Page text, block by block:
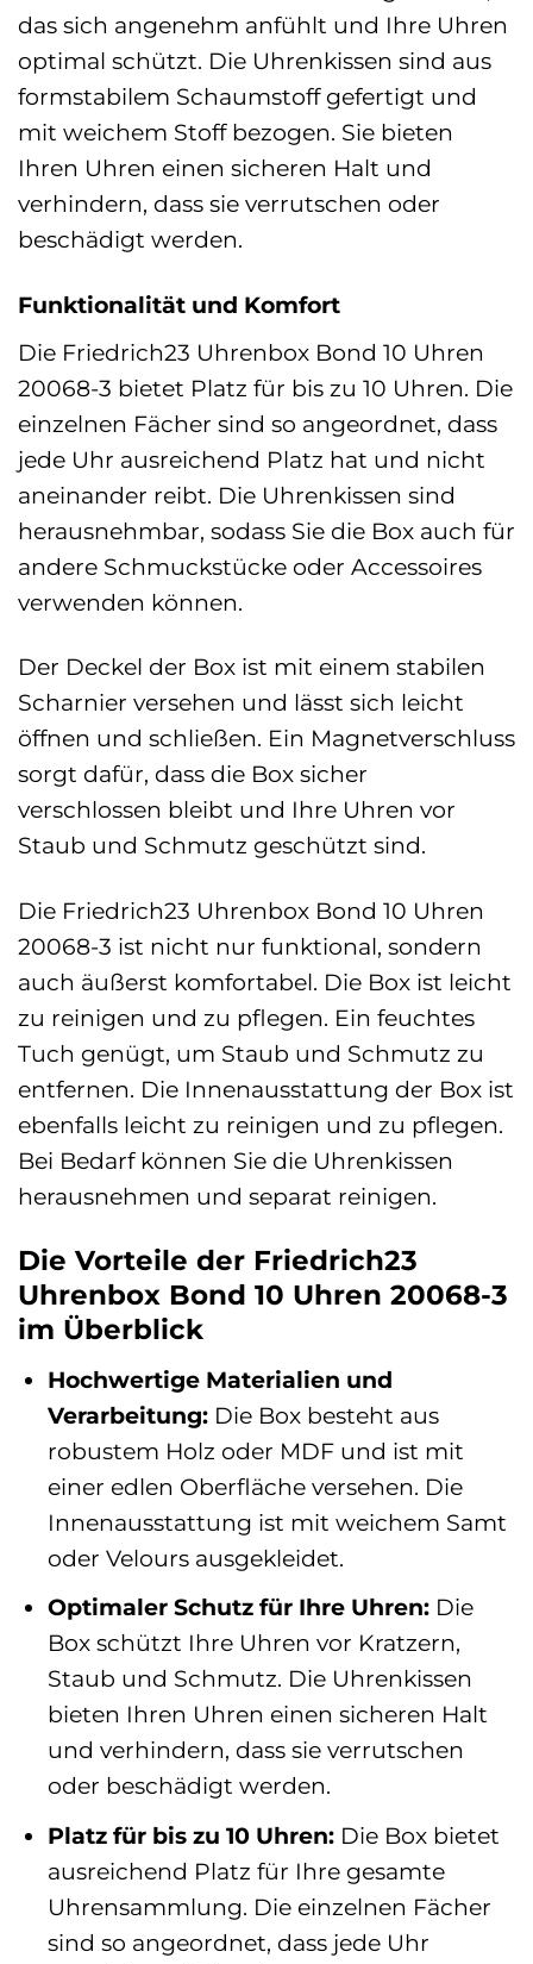
das sich angenehm anfühlt und Ihre Uhren
optimal schützt. Die Uhrenkissen sind aus
formstabilem Schaumstoff gefertigt und
mit weichem Stoff bezogen. Sie bieten
Ihren Uhren einen sicheren Halt und
verhindern, dass sie verrutschen oder
beschädigt werden.
Funktionalität und Komfort
Die Friedrich23 Uhrenbox Bond 10 Uhren
20068-3 bietet Platz für bis zu 10 Uhren. Die
einzelnen Fächer sind so angeordnet, dass
jede Uhr ausreichend Platz hat und nicht
aneinander reibt. Die Uhrenkissen sind
herausnehmbar, sodass Sie die Box auch für
andere Schmuckstücke oder Accessoires
verwenden können.
Der Deckel der Box ist mit einem stabilen
Scharnier versehen und lässt sich leicht
öffnen und schließen. Ein Magnetverschluss
sorgt dafür, dass die Box sicher
verschlossen bleibt und Ihre Uhren vor
Staub und Schmutz geschützt sind.
Die Friedrich23 Uhrenbox Bond 10 Uhren
20068-3 ist nicht nur funktional, sondern
auch äußerst komfortabel. Die Box ist leicht
zu reinigen und zu pflegen. Ein feuchtes
Tuch genügt, um Staub und Schmutz zu
entfernen. Die Innenausstattung der Box ist
ebenfalls leicht zu reinigen und zu pflegen.
Bei Bedarf können Sie die Uhrenkissen
herausnehmen und separat reinigen.
Die Vorteile der Friedrich23
Uhrenbox Bond 10 Uhren 20068-3
im Überblick
Hochwertige Materialien und
Verarbeitung:Die Box besteht aus
robustem Holz oder MDF und ist mit
einer edlen Oberfläche versehen. Die
Innenausstattung ist mit weichem Samt
oder Velours ausgekleidet.
Optimaler Schutz für Ihre Uhren:Die
Box schützt Ihre Uhren vor Kratzern,
Staub und Schmutz. Die Uhrenkissen
bieten Ihren Uhren einen sicheren Halt
und verhindern, dass sie verrutschen
oder beschädigt werden.
Platz für bis zu 10 Uhren:Die Box bietet
ausreichend Platz für Ihre gesamte
Uhrensammlung. Die einzelnen Fächer
sind so angeordnet, dass jede Uhr